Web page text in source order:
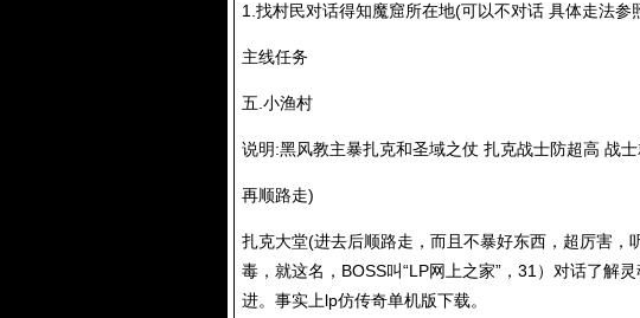
1.找村民对话得知魔窟所在地(可以不对话 具体走法参
主线任务
五.小渔村
说明:黑风教主暴扎克和圣域之仗 扎克战士防超高 战
再顺路走)
扎克大堂(进去后顺路走，而且不暴好东西，超厉害，
毒，就这名，BOSS叫“LP网上之家”，31）对话了解
进。事实上lp仿传奇单机版下载。